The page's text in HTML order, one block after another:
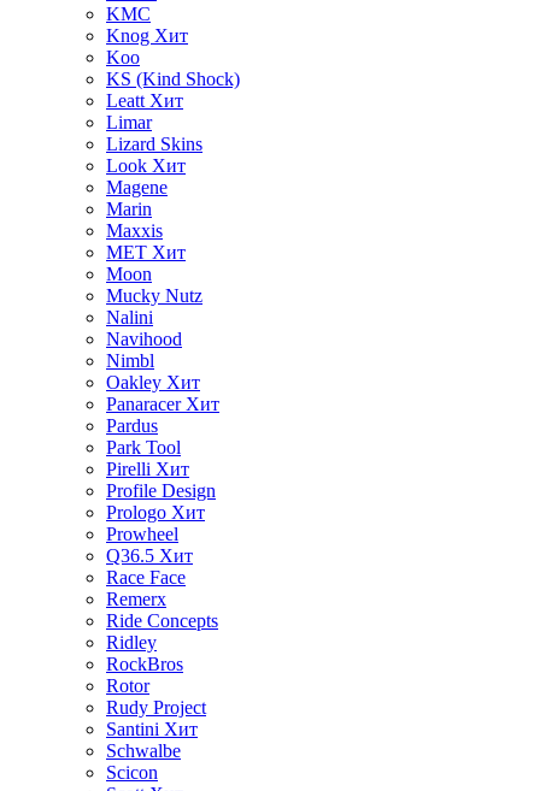
KMC
Knog Хит
Koo
KS (Kind Shock)
Leatt Хит
Limar
Lizard Skins
Look Хит
Magene
Marin
Maxxis
MET Хит
Moon
Mucky Nutz
Nalini
Navihood
Nimbl
Oakley Хит
Panaracer Хит
Pardus
Park Tool
Pirelli Хит
Profile Design
Prologo Хит
Prowheel
Q36.5 Хит
Race Face
Remerx
Ride Concepts
Ridley
RockBros
Rotor
Rudy Project
Santini Хит
Schwalbe
Scicon